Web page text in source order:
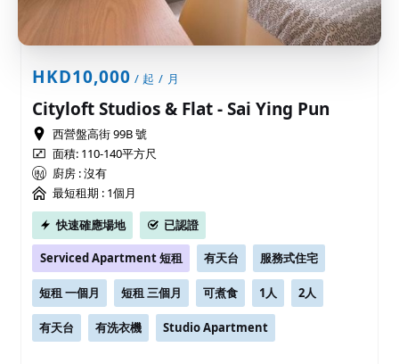
HKD10,000 / 起 / 月
Cityloft Studios & Flat - Sai Ying Pun
西營盤高街 99B 號
面積: 110-140平方尺
廚房 : 沒有
最短租期 : 1個月
快速確應場地
已認證
Serviced Apartment 短租 有天台 服務式住宅
短租 一個月 短租 三個月 可煮食 1人 2人
有天台 有洗衣機 Studio Apartment